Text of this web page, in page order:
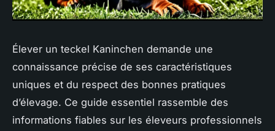
Élever un teckel Kaninchen demande une
connaissance précise de ses caractéristiques
uniques et du respect des bonnes pratiques
d’élevage. Ce guide essentiel rassemble des
informations fiables sur les éleveurs professionnels